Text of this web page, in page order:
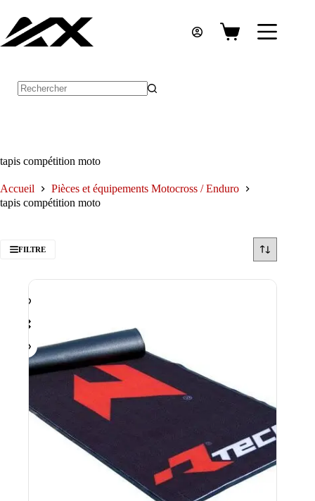
contenu
Panier
tapis compétition moto
Accueil
Pièces et équipements Motocross / Enduro
tapis compétition moto
FILTRE